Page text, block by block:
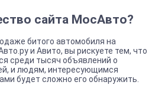
сайта МосАвто?
битого автомобиля на
и Авито, вы рискуете тем, что
среди тысяч объявлений о
и людям, интересующимся
будет сложно его обнаружить.